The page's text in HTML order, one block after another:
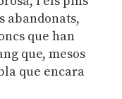
abandonats,
que han
que, mesos
que encara